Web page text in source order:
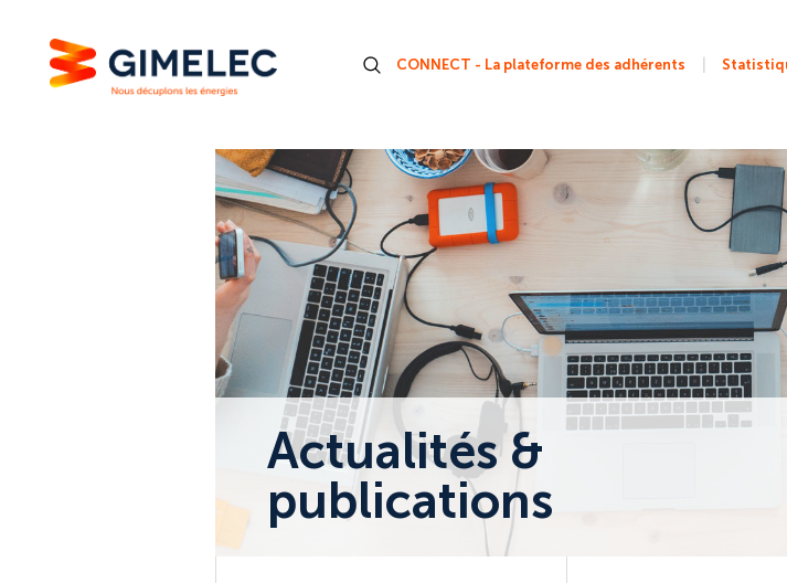
CONNECT - La plateforme des adhérents
Actualités &
publications